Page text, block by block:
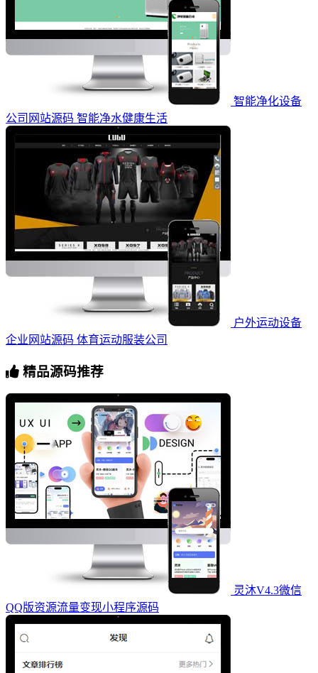
智能净化设备
公司网站源码 智能净水健康生活
户外运动设备
企业网站源码 体育运动服装公司
精品源码推荐
灵沐V4.3微信
QQ版资源流量变现小程序源码